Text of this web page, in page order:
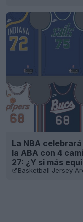
La NBA
la ABA con 4
27: ¿Y si más
Basketball Jersey